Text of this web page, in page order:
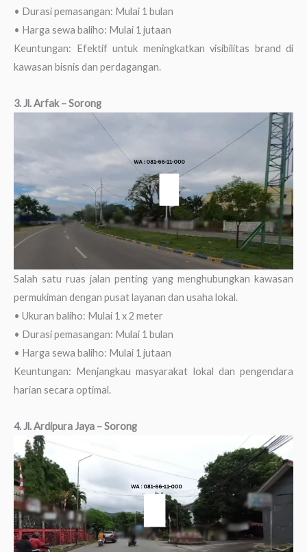
• Durasi pemasangan: Mulai 1 bulan
• Harga sewa baliho: Mulai 1 jutaan
Keuntungan: Efektif untuk meningkatkan visibilitas brand di
kawasan bisnis dan perdagangan.
3. Jl. Arfak – Sorong
Salah satu ruas jalan penting yang menghubungkan kawasan
permukiman dengan pusat layanan dan usaha lokal.
• Ukuran baliho: Mulai 1 x 2 meter
• Durasi pemasangan: Mulai 1 bulan
• Harga sewa baliho: Mulai 1 jutaan
Keuntungan: Menjangkau masyarakat lokal dan pengendara
harian secara optimal.
4. Jl. Ardipura Jaya – Sorong